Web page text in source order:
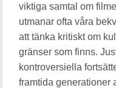
viktiga samtal om
utmanar ofta våra
att tänka kritiskt om
gränser som finns.
kontroversiella
framtida generationer